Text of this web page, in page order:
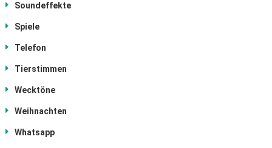
Soundeffekte
Spiele
Telefon
Tierstimmen
Wecktöne
Weihnachten
Whatsapp